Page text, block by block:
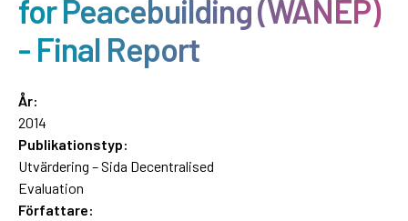
for Peacebuilding (WANEP)
- Final Report
År:
2014
Publikationstyp:
Utvärdering – Sida Decentralised
Evaluation
Författare: